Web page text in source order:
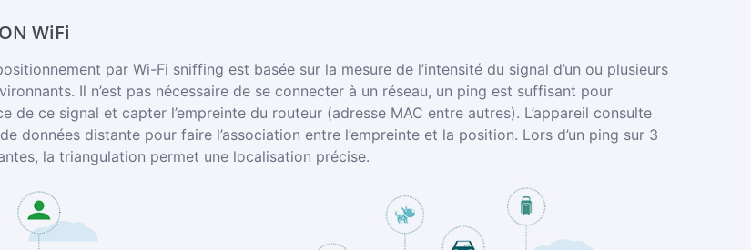
WiFi
par Wi-Fi sniffing est basée sur la mesure de l’intensité du signal d’un ou plusieurs
Il n’est pas nécessaire de se connecter à un réseau, un ping est suffisant pour
de ce signal et capter l’empreinte du routeur (adresse MAC entre autres). L’appareil consulte
données distante pour faire l’association entre l’empreinte et la position. Lors d’un ping sur 3
la triangulation permet une localisation précise.